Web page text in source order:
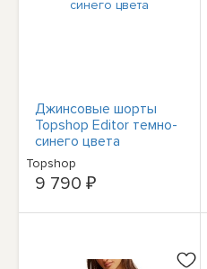
Джинсовые шорты
Topshop Editor темно-
синего цвета
Topshop
9 790 ₽